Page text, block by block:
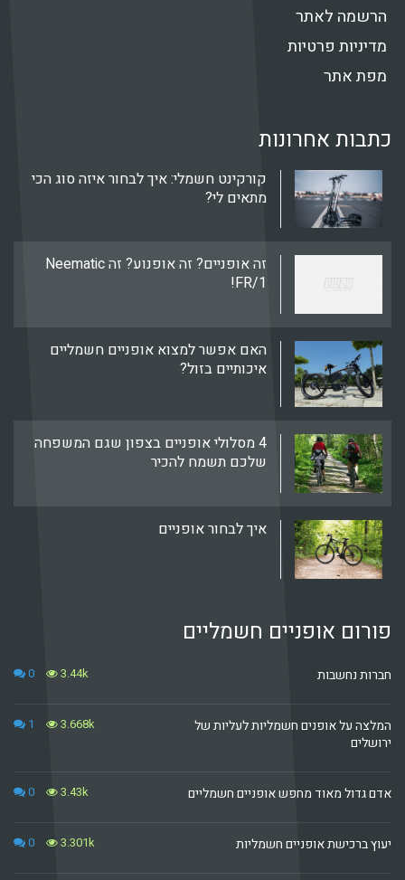
לאתר
פרטיות
אחרונות
קורקינט חשמלי: איך לבחור איזה סוג הכי
מתאים לי?
זה אופניים? זה אופנוע? זה Neematic
האם אפשר למצוא אופניים חשמליים
איכותיים בזול?
4 מסלולי אופניים בצפון שגם המשפחה
שלכם תשמח להכיר
איך לבחור אופניים
אופניים חשמליים
חשמליות לעליות של 1
מחפש אופניים חשמליים
אופניים חשמליות 0